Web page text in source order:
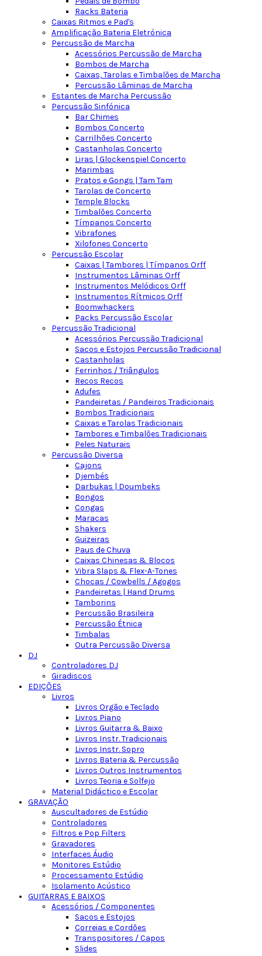
Racks Bateria
Caixas Ritmos e Pad's
Amplificação Bateria Eletrónica
Percussão de Marcha
Acessórios Percussão de Marcha
Bombos de Marcha
Caixas, Tarolas e Timbalões de Marcha
Percussão Lâminas de Marcha
Estantes de Marcha Percussão
Percussão Sinfónica
Bar Chimes
Bombos Concerto
Carrilhões Concerto
Castanholas Concerto
Liras | Glockenspiel Concerto
Marimbas
Pratos e Gongs | Tam Tam
Tarolas de Concerto
Temple Blocks
Timbalões Concerto
Tímpanos Concerto
Vibrafones
Xilofones Concerto
Percussão Escolar
Caixas | Tambores | Tímpanos Orff
Instrumentos Lâminas Orff
Instrumentos Melódicos Orff
Instrumentos Rítmicos Orff
Boomwhackers
Packs Percussão Escolar
Percussão Tradicional
Acessórios Percussão Tradicional
Sacos e Estojos Percussão Tradicional
Castanholas
Ferrinhos / Triângulos
Recos Recos
Adufes
Pandeiretas / Pandeiros Tradicionais
Bombos Tradicionais
Caixas e Tarolas Tradicionais
Tambores e Timbalões Tradicionais
Peles Naturais
Percussão Diversa
Cajons
Djembés
Darbukas | Doumbeks
Bongos
Congas
Maracas
Shakers
Guizeiras
Paus de Chuva
Caixas Chinesas & Blocos
Vibra Slaps & Flex-A-Tones
Chocas / Cowbells / Agogos
Pandeiretas | Hand Drums
Tamborins
Percussão Brasileira
Percussão Étnica
Timbalas
Outra Percussão Diversa
DJ
Controladores DJ
Giradiscos
EDIÇÕES
Livros
Livros Orgão e Teclado
Livros Piano
Livros Guitarra & Baixo
Livros Instr. Tradicionais
Livros Instr. Sopro
Livros Bateria & Percussão
Livros Outros Instrumentos
Livros Teoria e Solfejo
Material Didáctico e Escolar
GRAVAÇÃO
Auscultadores de Estúdio
Controladores
Filtros e Pop Filters
Gravadores
Interfaces Áudio
Monitores Estúdio
Processamento Estúdio
Isolamento Acústico
GUITARRAS E BAIXOS
Acessórios / Componentes
Sacos e Estojos
Correias e Cordões
Transpositores / Capos
Slides